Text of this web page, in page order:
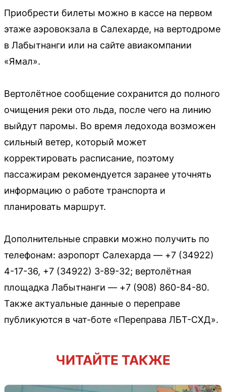
Приобрести билеты можно в кассе на первом
этаже аэровокзала в Салехарде, на вертодроме
в Лабытнанги или на сайте авиакомпании
«Ямал».
Вертолётное сообщение сохранится до полного
очищения реки ото льда, после чего на линию
выйдут паромы. Во время ледохода возможен
сильный ветер, который может
корректировать расписание, поэтому
пассажирам рекомендуется заранее уточнять
информацию о работе транспорта и
планировать маршрут.
Дополнительные справки можно получить по
телефонам: аэропорт Салехарда — +7 (34922)
4-17-36, +7 (34922) 3-89-32; вертолётная
площадка Лабытнанги — +7 (908) 860-84-80.
Также актуальные данные о переправе
публикуются в чат-боте «Переправа ЛБТ-СХД».
ЧИТАЙТЕ ТАКЖЕ